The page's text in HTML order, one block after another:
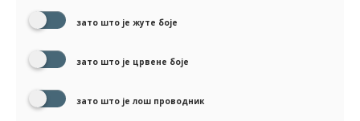
зато што је жуте боје
зато што је црвене боје
зато што је лош проводник